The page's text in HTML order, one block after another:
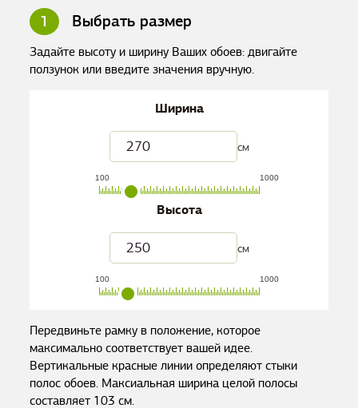
1 Выбрать размер
Задайте высоту и ширину Ваших обоев: двигайте
ползунок или введите значения вручную.
Ширина
см
100 1000
Высота
см
100 1000
Передвиньте рамку в положение, которое
максимально соответствует вашей идее.
Вертикальные красные линии определяют стыки
полос обоев. Максиальная ширина целой полосы
составляет 103 см.